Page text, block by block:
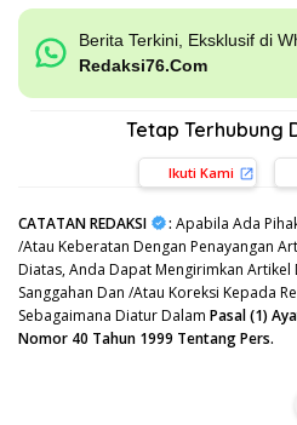
Berita Terkini, Eksklusif di
Redaksi76.Com
Tetap Terhubung
Ikuti Kami
CATATAN REDAKSI : Apabila Ada
/Atau Keberatan Dengan Penayangan
Diatas, Anda Dapat Mengirimkan Artikel
Sanggahan Dan /Atau Koreksi Kepada
Sebagaimana Diatur Dalam Pasal (1)
Nomor 40 Tahun 1999 Tentang Pers.